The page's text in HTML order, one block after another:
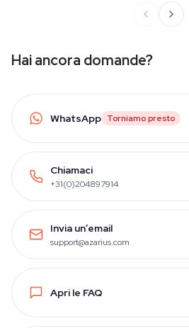
Hai ancora domande?
WhatsApp Torniamo presto
Chiamaci
+31(0)204897914
Invia un’email
support@azarius.com
Apri le FAQ